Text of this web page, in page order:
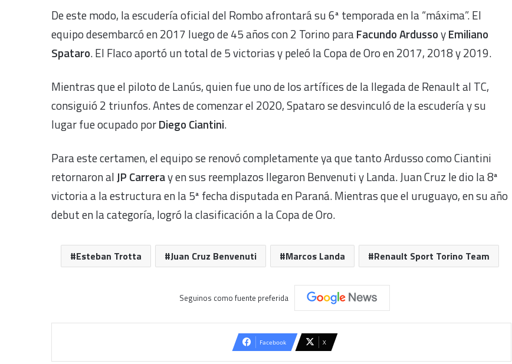
De este modo, la escudería oficial del Rombo afrontará su 6ª temporada en la “máxima”. El
equipo desembarcó en 2017 luego de 45 años con 2 Torino paraFacundo ArdussoyEmiliano
Spataro. El Flaco aportó un total de 5 victorias y peleó la Copa de Oro en 2017, 2018 y 2019.
Mientras que el piloto de Lanús, quien fue uno de los artífices de la llegada de Renault al TC,
consiguió 2 triunfos. Antes de comenzar el 2020, Spataro se desvinculó de la escudería y su
lugar fue ocupado porDiego Ciantini.
Para este certamen, el equipo se renovó completamente ya que tanto Ardusso como Ciantini
retornaron al JP Carreray en sus reemplazos llegaron Benvenuti y Landa. Juan Cruz le dio la 8ª
victoria a la estructura en la 5ª fecha disputada en Paraná. Mientras que el uruguayo, en su año
debut en la categoría, logró la clasificación a la Copa de Oro.
Esteban Trotta Juan Cruz Benvenuti Marcos Landa Renault Sport Torino Team
Seguinos como fuente preferida
Facebook X